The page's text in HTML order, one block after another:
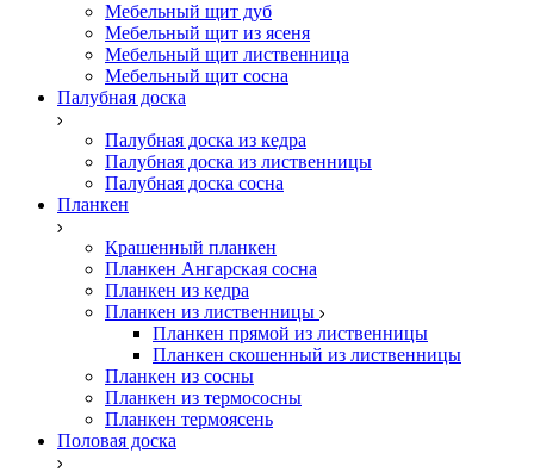
Мебельный щит дуб
Мебельный щит из ясеня
Мебельный щит лиственница
Мебельный щит сосна
Палубная доска
Палубная доска из кедра
Палубная доска из лиственницы
Палубная доска сосна
Планкен
Крашенный планкен
Планкен Ангарская сосна
Планкен из кедра
Планкен из лиственницы
Планкен прямой из лиственницы
Планкен скошенный из лиственницы
Планкен из сосны
Планкен из термососны
Планкен термоясень
Половая доска